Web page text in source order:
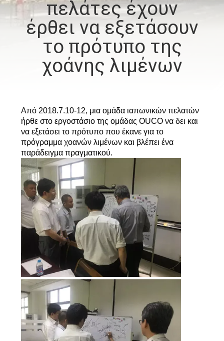
ΕΜΆΣ
ΕΠΙΣΚΈΨΕΙΣ
ΕΡΓΟΣΤΆΣΙΟ
ΈΛΕΓΧΟΣ
ΠΟΙΌΤΗΤΑΣ
ΕΙΔΉΣΕΙΣ
ΥΠΟΘΈΣΕΙΣ
CONTACT
SITEMAP
ΠΟΛΙΤΙΚΉ
ΑΠΟΡΡΉΤΟΥ
πελάτες έχουν
έρθει να εξετάσουν
το πρότυπο της
χοάνης λιμένων
Από 2018.7.10-12, μια ομάδα ιαπωνικών πελατών
ήρθε στο εργοστάσιο της ομάδας OUCO να δει και
να εξετάσει το πρότυπο που έκανε για το
πρόγραμμα χοανών λιμένων και βλέπει ένα
παράδειγμα πραγματικού.